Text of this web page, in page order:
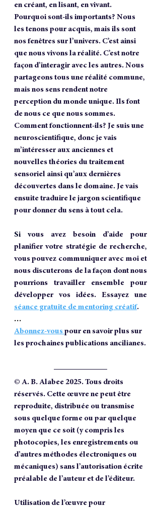
en créant, en lisant, en vivant.
Pourquoi sont-ils importants? Nous
les tenons pour acquis, mais ils sont
nos fenêtres sur l’univers. C’est ainsi
que nous vivons la réalité. C’est notre
façon d’interagir avec les autres. Nous
partageons tous une réalité commune,
mais nos sens rendent notre
perception du monde unique. Ils font
de nous ce que nous sommes.
Comment fonctionnent-ils? Je suis une
neuroscientifique, donc je vais
m’intéresser aux anciennes et
nouvelles théories du traitement
sensoriel ainsi qu’aux dernières
découvertes dans le domaine. Je vais
ensuite traduire le jargon scientifique
pour donner du sens à tout cela.
Si vous avez besoin d’aide pour
planifier votre stratégie de recherche,
vous pouvez communiquer avec moi et
nous discuterons de la façon dont nous
pourrions travailler ensemble pour
séance gratuite de mentoring créatif.
…
Abonnez-vous pour en savoir plus sur
les prochaines publications ancilianes.
© A. B. Alabee 2025. Tous droits
réservés. Cette œuvre ne peut être
reproduite, distribuée ou transmise
sous quelque forme ou par quelque
moyen que ce soit (y compris les
photocopies, les enregistrements ou
d’autres méthodes électroniques ou
mécaniques) sans l’autorisation écrite
préalable de l’auteur et de l’éditeur.
Utilisation de l’œuvre pour